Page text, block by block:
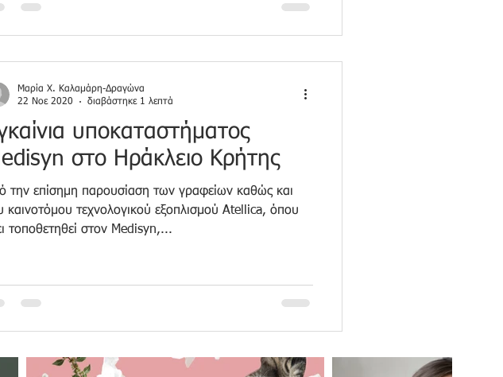
υποκαταστήματος
στο Ηράκλειο Κρήτης
την επίσημη παρουσίαση των γραφείων καθώς και
καινοτόμου τεχνολογικού εξοπλισμού Atellica, όπου
τοποθετηθεί στον Medisyn,...
Μαρία Χ. Καλαμάρη-Δραγώνα
22 Νοε 2020
διαβάστηκε 1 λεπτά